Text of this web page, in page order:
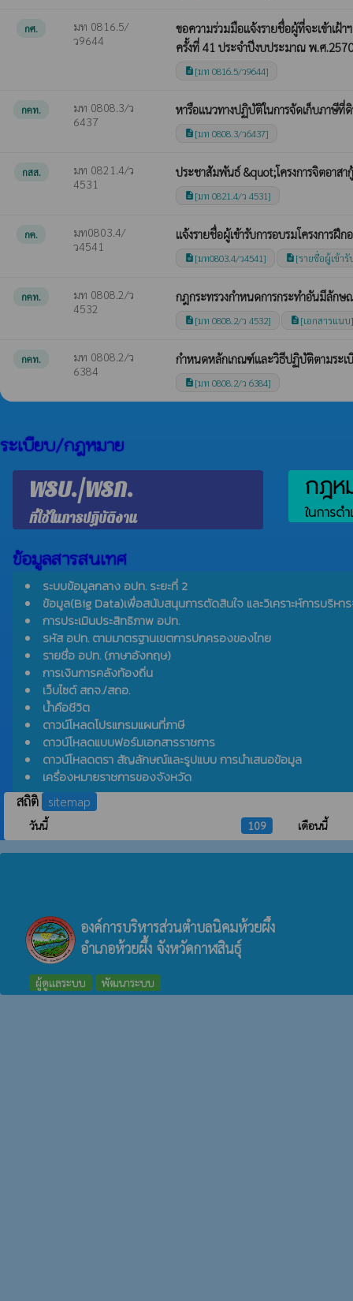
กศ.
มท 0816.5/
ว9644
ขอความร่วมมือแจ้งรายชื่อผู้ที่จะเข้าเฝ้
ครั้งที่ 41 ประจำปีงบประมาณ พ.ศ.2570
description [มท 0816.5/ว9644]
กคท.
มท 0808.3/ว
6437
หารือแนวทางปฏิบัติในการจัดเก็บภาษีที่
description [มท 0808.3/ว6437]
กสส.
มท 0821.4/ว
4531
ประชาสัมพันธ์ &quot;โครงการจิตอาส
description [มท 0821.4/ว 4531]
กค.
มท0803.4/
ว4541
แจ้งรายชื่อผู้เข้ารับการอบรมโครงการ
description [มท0803.4/ว4541] description [รายชื่อผู้เข้ารั
กคท.
มท 0808.2/ว
4532
กฎกระทรวงกำหนดการกระทำอันมีลักษ
description [มท 0808.2/ว 4532] description [เอกสารแนบ]
กคท.
มท 0808.2/ว
6384
กำหนดหลักเกณฑ์และวิธีปฏิบัติตามระเ
description [มท 0808.2/ว 6384]
ระเบียบ/กฎหมาย
พรบ./พรก.
ที่ใช้ในการปฏิบัติงาน
กฎห
ในการด
ข้อมูลสารสนเทศ
ระบบข้อมูลกลาง อปท. ระยะที่ 2
ข้อมูล(Big Data)เพื่อสนับสนุนการตัดสินใจ และวิเคราะห์การบริห
การประเมินประสิทธิภาพ อปท.
รหัส อปท. ตามมาตรฐานเขตการปกครองของไทย
รายชื่อ อปท. (ภาษาอังกฤษ)
การเงินการคลังท้องถิ่น
เว็บไซต์ สถจ./สถอ.
น้ำคือชีวิต
ดาวน์โหลดโปรแกรมแผนที่ภาษี
ดาวน์โหลดแบบฟอร์มเอกสารราชการ
ดาวน์โหลดตรา สัญลักษณ์และรูปแบบ การนำเสนอข้อมูล
เครื่องหมายราชการของจังหวัด
สถิติ sitemap
วันนี้ 109 เดือนนี้
องค์การบริหารส่วนตำบลนิคมห้วยผึ้ง
อำเภอห้วยผึ้ง จังหวัดกาฬสินธุ์
ผู้ดูแลระบบ พัฒนาระบบ